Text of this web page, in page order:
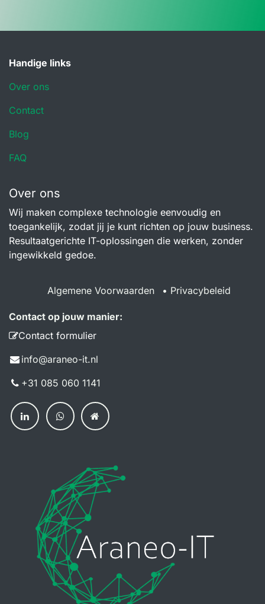
Handige links
Over ons
Contact
Blog
FAQ
Over ons
Wij maken complexe technologie eenvoudig en
toegankelijk, zodat jij je kunt richten op jouw business.
Resultaatgerichte IT-oplossingen die werken, zonder
ingewikkeld gedoe.
Algemene Voorwaarden • Privacybeleid
Contact op jouw manier:
Contact formulier
info@a​raneo-it.nl
+31 085 060 114​1